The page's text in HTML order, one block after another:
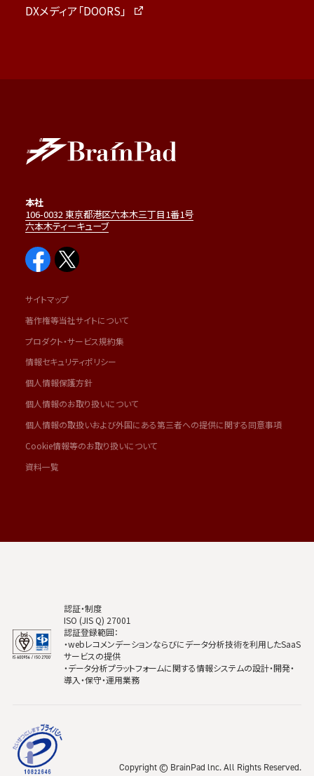
DXメディア「DOORS」
本社
106-0032 東京都港区六本木三丁目1番1号
六本木ティーキューブ
サイトマップ
著作権等当社サイトについて
プロダクト・サービス規約集
情報セキュリティポリシー
個人情報保護方針
個人情報のお取り扱いについて
個人情報の取扱いおよび外国にある第三者への提供に関する同意事項
Cookie情報等のお取り扱いについて
資料一覧
認証・制度
ISO (JIS Q) 27001
認証登録範囲：
・webレコメンデーションならびにデータ分析技術を利用したSaaS
サービスの提供
・データ分析プラットフォームに関する情報システムの設計・開発・
導入・保守・運用業務
Copyright © BrainPad lnc. All Rights Reserved.